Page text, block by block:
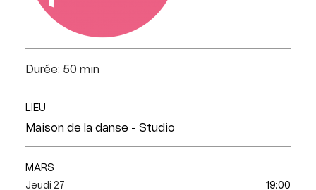
Durée: 50 min
LIEU
Maison de la danse - Studio
MARS
Jeudi 27
19:00